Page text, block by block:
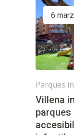
6
Parques
Villena
parques